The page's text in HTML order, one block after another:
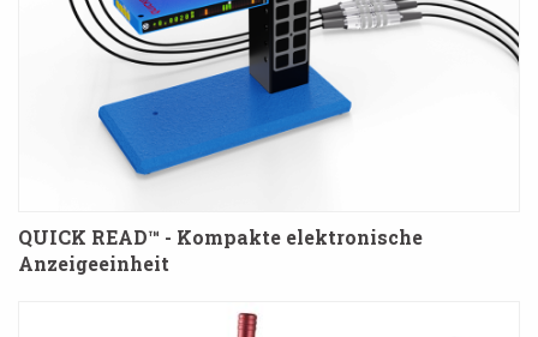
QUICK READ™ - Kompakte elektronische
Anzeigeeinheit